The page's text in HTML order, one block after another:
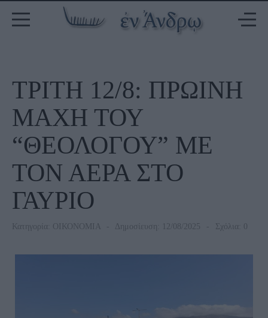
ΤΡΙΤΗ 12/8: ΠΡΩΙΝΗ
ΜΑΧΗ ΤΟΥ
“ΘΕΟΛΟΓΟΥ” ΜΕ
ΤΟΝ ΑΕΡΑ ΣΤΟ
ΓΑΥΡΙΟ
Κατηγορία: ΟΙΚΟΝΟΜΙΑ Δημοσίευση: 12/08/2025 Σχόλια: 0